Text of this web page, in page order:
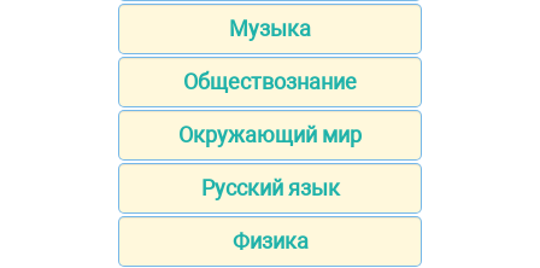
Музыка
Обществознание
Окружающий мир
Русский язык
Физика